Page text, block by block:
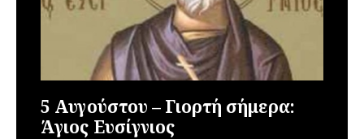
5 Αυγούστου – Γιορτή σήμερα:
Άγιος Ευσίγνιος